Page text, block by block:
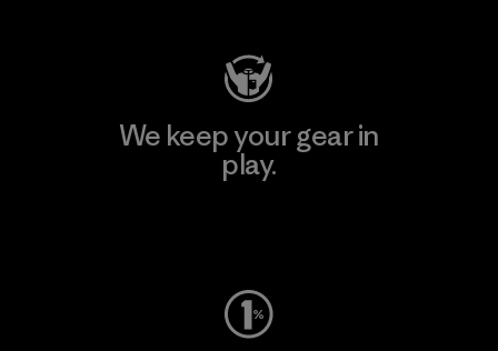
We keep your gear in
play.